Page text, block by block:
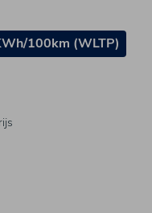
100km (WLTP)